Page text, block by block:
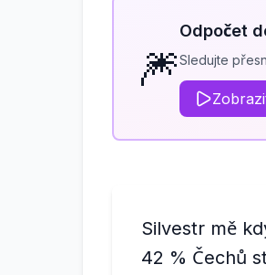
🎆
Odpočet
Sledujte
Silvestr mě
42 % Čechů